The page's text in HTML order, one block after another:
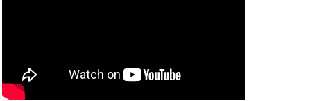
NYXmag 2. Yaş Kutlama Etkinliği